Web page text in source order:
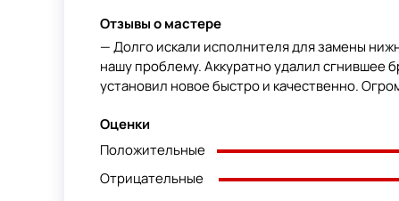
Отзывы о мастере
— Долго искали исполнителя для замены
нашу проблему. Аккуратно удалил сгнившее
установил новое быстро и качественно.
Оценки
Положительные
Отрицательные